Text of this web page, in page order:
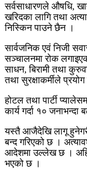
सर्वसाधारणले औषधि,
खरिदका लागि तथा
निस्किन पाउने छैन ।
सार्वजनिक एवं निजी
सञ्चालनमा रोक
साधन, बिरामी तथा
तथा सुरक्षाकर्मीले
होटल तथा पार्टी
कार्य गर्दा १०
यस्तै आजैदेखि लागू
बन्द गरिएको छ ।
आदेशमा उल्लेख छ ।
भएको छ ।